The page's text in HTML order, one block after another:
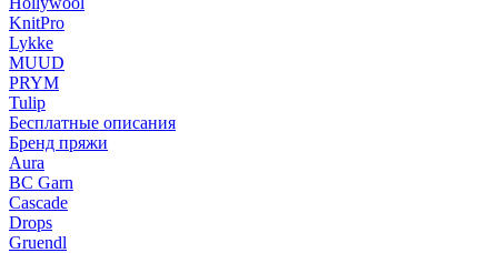
KnitPro
Lykke
MUUD
PRYM
Tulip
Бесплатные описания
Бренд пряжи
Aura
BC Garn
Cascade
Drops
Gruendl